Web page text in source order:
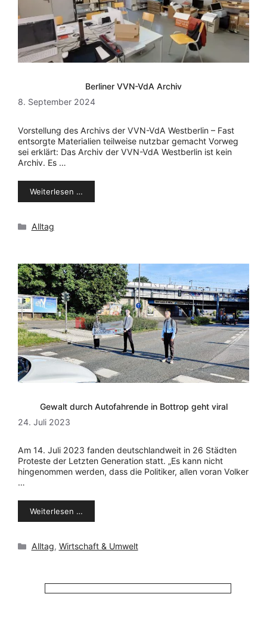
Berliner VVN-VdA Archiv
8. September 2024
Vorstellung des Archivs der VVN-VdA Westberlin – Fast
entsorgte Materialien teilweise nutzbar gemacht Vorweg
sei erklärt: Das Archiv der VVN-VdA Westberlin ist kein
Archiv. Es …
Weiterlesen …
Kategorien
Alltag
Gewalt durch Autofahrende in Bottrop geht viral
24. Juli 2023
Am 14. Juli 2023 fanden deutschlandweit in 26 Städten
Proteste der Letzten Generation statt. „Es kann nicht
hingenommen werden, dass die Politiker, allen voran Volker
…
Weiterlesen …
Kategorien
Alltag, Wirtschaft & Umwelt